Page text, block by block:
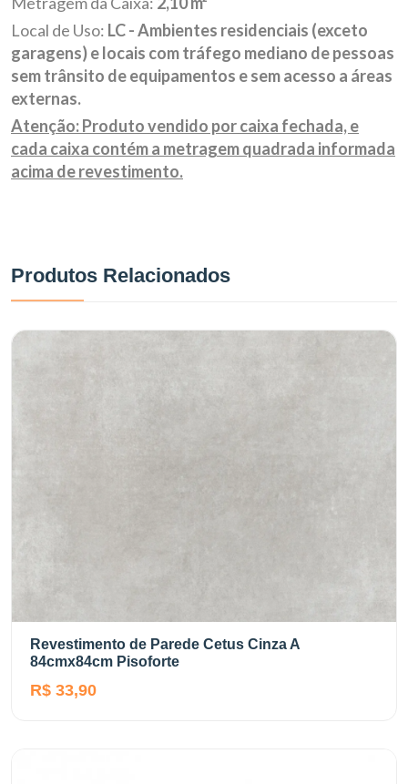
Local de Uso: LC - Ambientes residenciais (exceto
garagens) e locais com tráfego mediano de pessoas
sem trânsito de equipamentos e sem acesso a áreas
externas.
Atenção: Produto vendido por caixa fechada, e
cada caixa contém a metragem quadrada informada
acima de revestimento.
Produtos Relacionados
Revestimento de Parede Cetus Cinza A
84cmx84cm Pisoforte
R$ 33,90